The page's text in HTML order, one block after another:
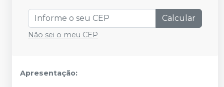
Calcular
Não sei o meu CEP
Apresentação: